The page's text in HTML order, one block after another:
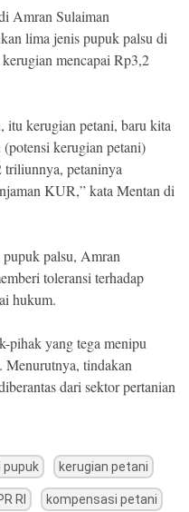
Amran Sulaiman
lima jenis pupuk palsu di
mencapai Rp3,2
itu kerugian petani, baru kita
kerugian petani)
petaninya
KUR,” kata Mentan di
palsu, Amran
toleransi terhadap
hukum.
pihak yang tega menipu
Menurutnya, tindakan
dari sektor pertanian
kerugian petani
RI kompensasi petani